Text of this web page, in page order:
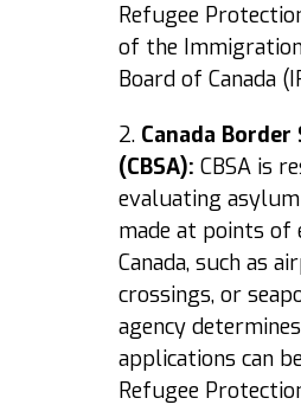
Refugee
of the
Board of Canada
2. Canada
(CBSA):CBSA is
evaluating
made at points of
Canada, such as
crossings, or
agency
applications can
Refugee